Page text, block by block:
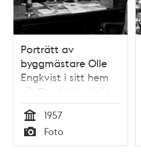
Porträtt av
byggmästare Olle
Engkvist i sitt hem
på Charlottendal i
Gröndal.
Tid
1957
Typ
Foto